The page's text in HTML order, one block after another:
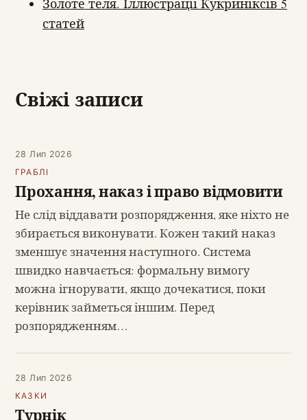
Золоте теля. Іллюстрації Кукриніксів 5
статей
Свіжі записи
28 Лип 2026
ГРАБЛІ
Прохання, наказ і право відмовити
Не слід віддавати розпорядження, яке ніхто не
збирається виконувати. Кожен такий наказ
зменшує значення наступного. Система
швидко навчається: формальну вимогу
можна ігнорувати, якщо дочекатися, поки
керівник займеться іншим. Перед
розпорядженням…
28 Лип 2026
КАЗКИ
Турнік